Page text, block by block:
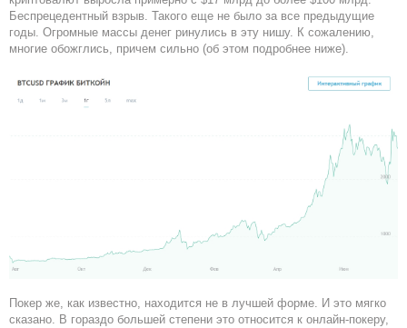
Беспрецедентный взрыв. Такого еще не было за все предыдущие
годы. Огромные массы денег ринулись в эту нишу. К сожалению,
многие обожглись, причем сильно (об этом подробнее ниже).
Покер же, как известно, находится не в лучшей форме. И это мягко
сказано. В гораздо большей степени это относится к онлайн-покеру,